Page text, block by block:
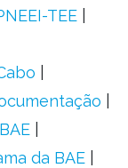
TEE
da BAE